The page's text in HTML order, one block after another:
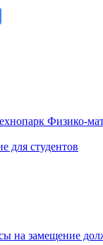
Физико-
для студентов
на замещение